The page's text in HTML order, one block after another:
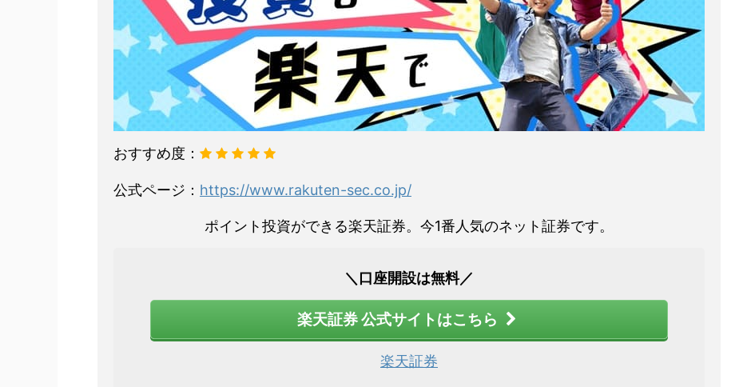
おすすめ度：
公式ページ： https://www.rakuten-sec.co.jp/
ポイント投資ができる楽天証券。今1番人気のネット証券です。
＼口座開設は無料／
楽天証券 公式サイトはこちら
楽天証券